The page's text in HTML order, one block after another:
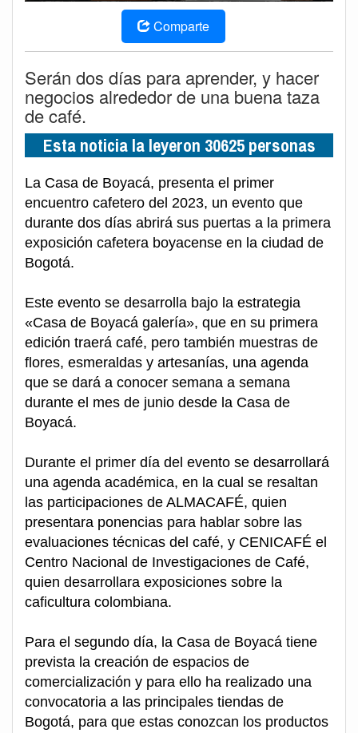
Comparte
Serán dos días para aprender, y hacer
negocios alrededor de una buena taza
de café.
Esta noticia la leyeron 30625 personas
La Casa de Boyacá, presenta el primer
encuentro cafetero del 2023, un evento que
durante dos días abrirá sus puertas a la primera
exposición cafetera boyacense en la ciudad de
Bogotá.
Este evento se desarrolla bajo la estrategia
«Casa de Boyacá galería», que en su primera
edición traerá café, pero también muestras de
flores, esmeraldas y artesanías, una agenda
que se dará a conocer semana a semana
durante el mes de junio desde la Casa de
Boyacá.
Durante el primer día del evento se desarrollará
una agenda académica, en la cual se resaltan
las participaciones de ALMACAFÉ, quien
presentara ponencias para hablar sobre las
evaluaciones técnicas del café, y CENICAFÉ el
Centro Nacional de Investigaciones de Café,
quien desarrollara exposiciones sobre la
caficultura colombiana.
Para el segundo día, la Casa de Boyacá tiene
prevista la creación de espacios de
comercialización y para ello ha realizado una
convocatoria a las principales tiendas de
Bogotá, para que estas conozcan los productos